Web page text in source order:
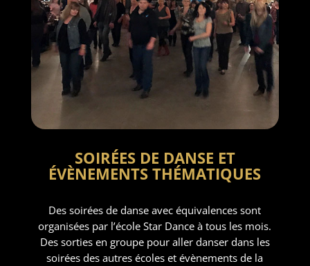
SOIRÉES DE DANSE ET
ÉVÈNEMENTS THÉMATIQUES
Des soirées de danse avec équivalences sont
organisées par l’école Star Dance à tous les mois.
Des sorties en groupe pour aller danser dans les
soirées des autres écoles et évènements de la